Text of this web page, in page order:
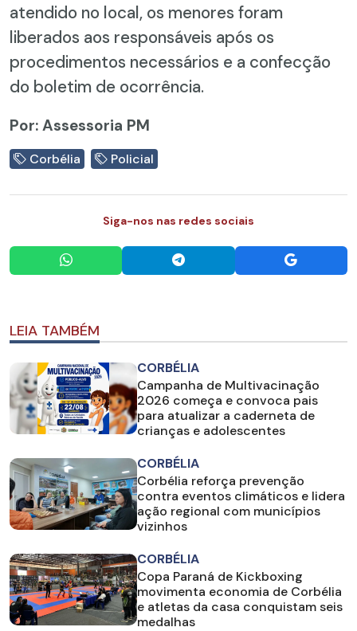
atendido no local, os menores foram
liberados aos responsáveis após os
procedimentos necessários e a confecção
do boletim de ocorrência.
Por: Assessoria PM
Corbélia Policial
Siga-nos nas redes sociais
LEIA TAMBÉM
CORBÉLIA
Campanha de Multivacinação
2026 começa e convoca pais
para atualizar a caderneta de
crianças e adolescentes
CORBÉLIA
Corbélia reforça prevenção
contra eventos climáticos e lidera
ação regional com municípios
vizinhos
CORBÉLIA
Copa Paraná de Kickboxing
movimenta economia de Corbélia
e atletas da casa conquistam seis
medalhas